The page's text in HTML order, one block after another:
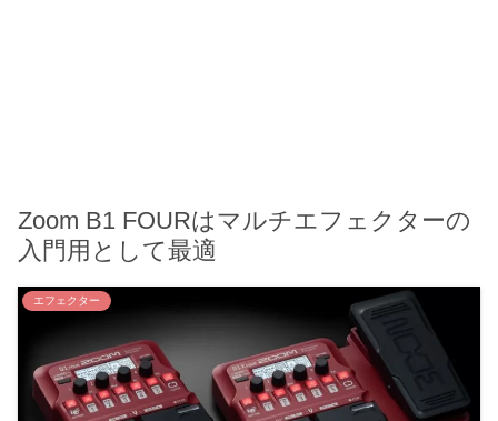
Zoom B1 FOURはマルチエフェクターの
入門用として最適
エフェクター